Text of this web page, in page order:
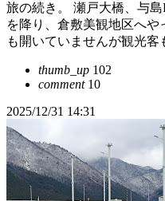
旅の続き。 瀬戸大橋、与
を降り、倉敷美観地区へ
も開いていませんが観光客
thumb_up 102
comment10
2025/12/31 14:31